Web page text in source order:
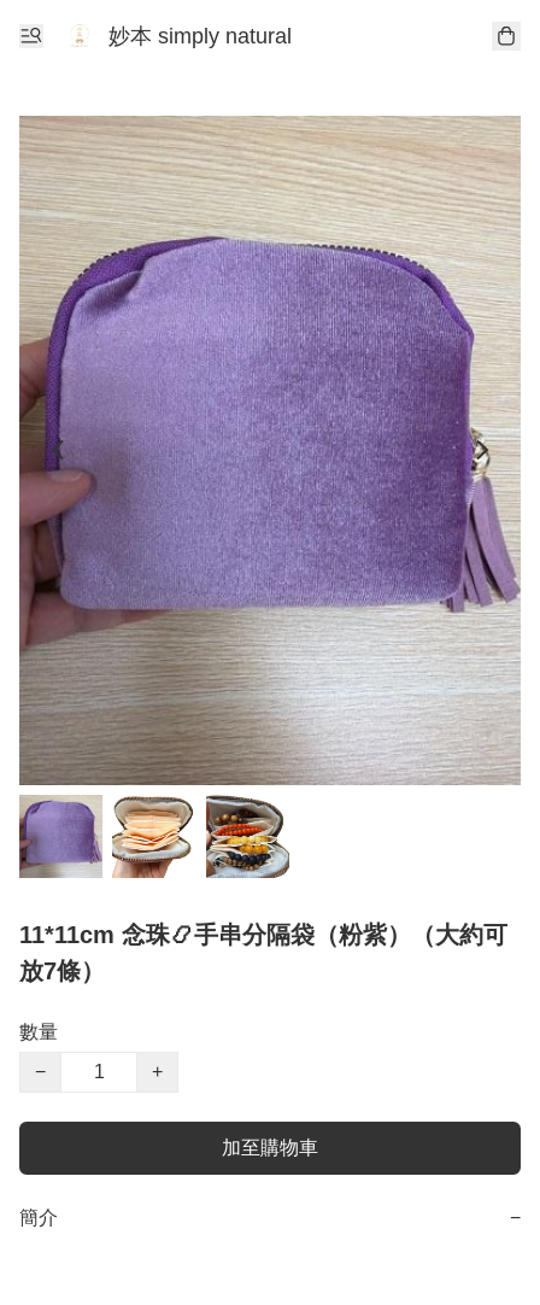
妙本 simply natural
11*11cm 念珠📿手串分隔袋（粉紫）（大約可
放7條）
數量
−
+
加至購物車
簡介 −